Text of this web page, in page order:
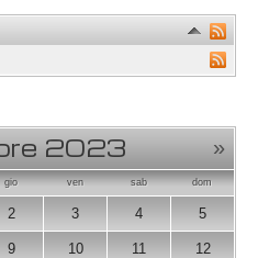
2023 »
gio ven sab dom
2 3 4 5
9 10 11 12